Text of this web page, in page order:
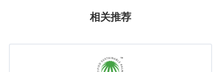
对于向欧盟出口的中国企业而言，EUDR已不再是一份"未来文
相关推荐